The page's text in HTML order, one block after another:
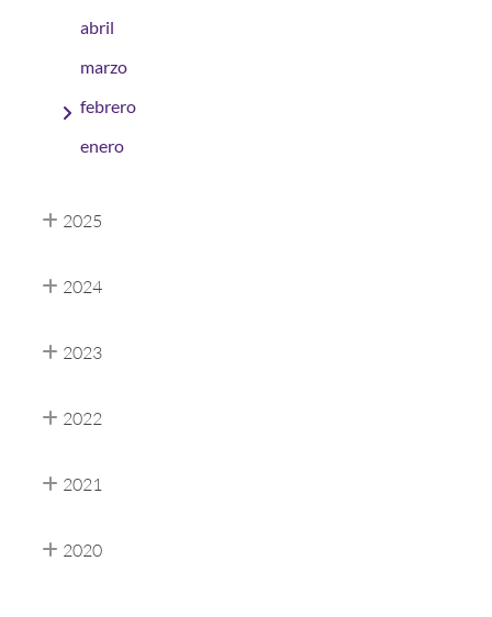
abril
marzo
febrero
enero
2025
2024
2023
2022
2021
2020